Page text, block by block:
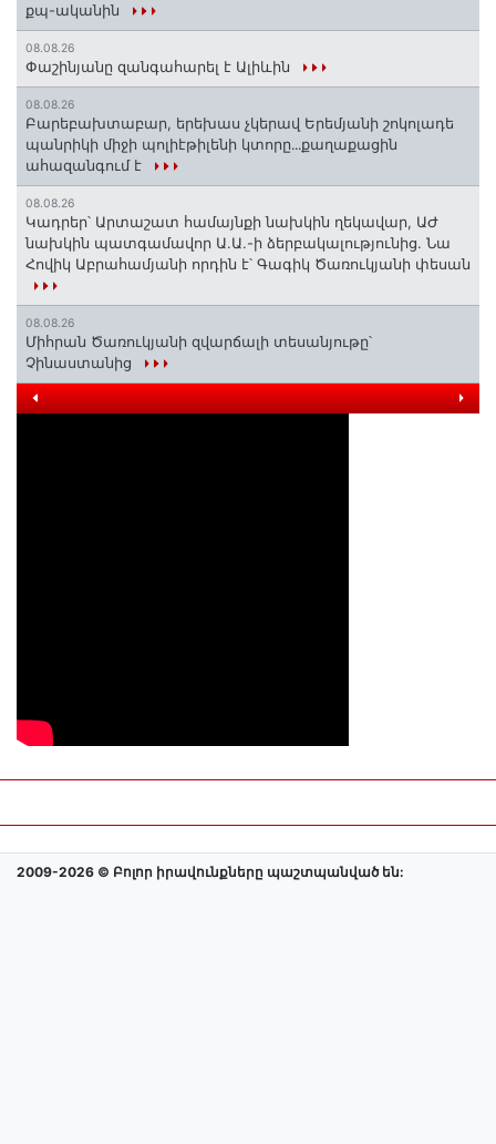
քպ-ականին
08.08.26
Փաշինյանը զանգահարել է Ալիևին
08.08.26
Բարեբախտաբար, երեխաս չկերավ Երեմյանի շոկոլադե
պանրիկի միջի պոլիէթիլենի կտորը․․․քաղաքացին
ահազանգում է
08.08.26
Կադրեր՝ Արտաշատ համայնքի նախկին ղեկավար, ԱԺ
նախկին պատգամավոր Ա.Ա.-ի ձերբակալությունից. Նա
Հովիկ Աբրահամյանի որդին է՝ Գագիկ Ծառուկյանի փեսան
08.08.26
Միհրան Ծառուկյանի զվարճալի տեսանյութը՝
Չինաստանից
2009-2026 © Բոլոր իրավունքները պաշտպանված են: